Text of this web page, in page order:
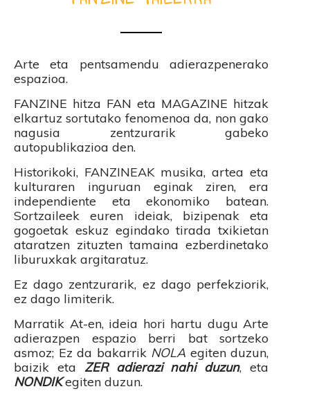
Arte eta pentsamendu adierazpenerako
espazioa.
FANZINE hitza FAN eta MAGAZINE hitzak
elkartuz sortutako fenomenoa da, non gako
nagusia zentzurarik gabeko
autopublikazioa den.
Historikoki, FANZINEAK musika, artea eta
kulturaren inguruan eginak ziren, era
independiente eta ekonomiko batean.
Sortzaileek euren ideiak, bizipenak eta
gogoetak eskuz egindako tirada txikietan
ataratzen zituzten tamaina ezberdinetako
liburuxkak argitaratuz.
Ez dago zentzurarik, ez dago perfekziorik,
ez dago limiterik.
Marratik At-en, ideia hori hartu dugu Arte
adierazpen espazio berri bat sortzeko
asmoz; Ez da bakarrik NOLA egiten duzun,
baizik eta ZER adierazi nahi duzun, eta
NONDIKegiten duzun.